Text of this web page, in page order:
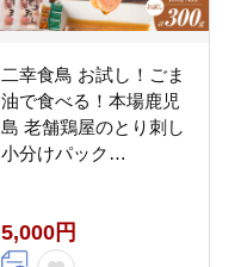
二幸食鳥 お試し！ごま
油で食べる！本場鹿児
島 老舗鶏屋のとり刺し
小分けパック
5,000円